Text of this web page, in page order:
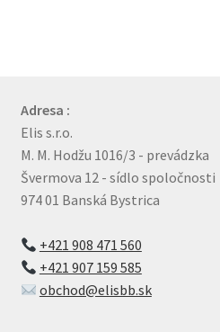
Adresa :
Elis s.r.o.
M. M. Hodžu 1016/3 - prevádzka
Švermova 12 - sídlo spoločnosti
974 01 Banská Bystrica
+421 908 471 560
+421 907 159 585
obchod@elisbb.sk